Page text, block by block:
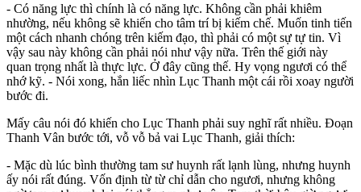
- Có năng lực thì chính là có năng lực. Không cần phải khiêm
nhường, nếu không sẽ khiến cho tâm trí bị kiếm chế. Muốn tinh tiến
một cách nhanh chóng trên kiếm đạo, thì phải có một sự tự tin. Vì
vậy sau này không cần phải nói như vậy nữa. Trên thế giới này
quan trọng nhất là thực lực. Ở đây cũng thế. Hy vọng ngươi có thể
nhớ kỹ. - Nói xong, hắn liếc nhìn Lục Thanh một cái rồi xoay người
bước đi.
Mấy câu nói đó khiến cho Lục Thanh phải suy nghĩ rất nhiều. Đoạn
Thanh Vân bước tới, vỗ vỗ bả vai Lục Thanh, giải thích:
- Mặc dù lúc bình thường tam sư huynh rất lạnh lùng, nhưng huynh
ấy nói rất đúng. Vốn định từ từ chỉ dẫn cho ngươi, nhưng không